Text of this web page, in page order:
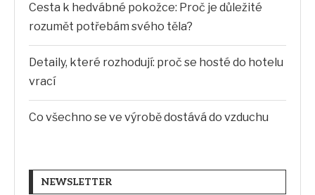
Cesta k hedvábné pokožce: Proč je důležité
rozumět potřebám svého těla?
Detaily, které rozhodují: proč se hosté do hotelu
vrací
Co všechno se ve výrobě dostává do vzduchu
NEWSLETTER